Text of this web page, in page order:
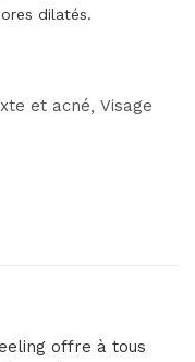
dilatés.
et acné Visage
offre à tous